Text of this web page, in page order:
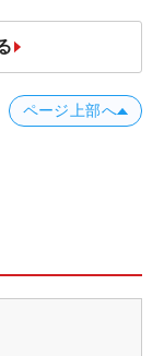
ページ上部へ